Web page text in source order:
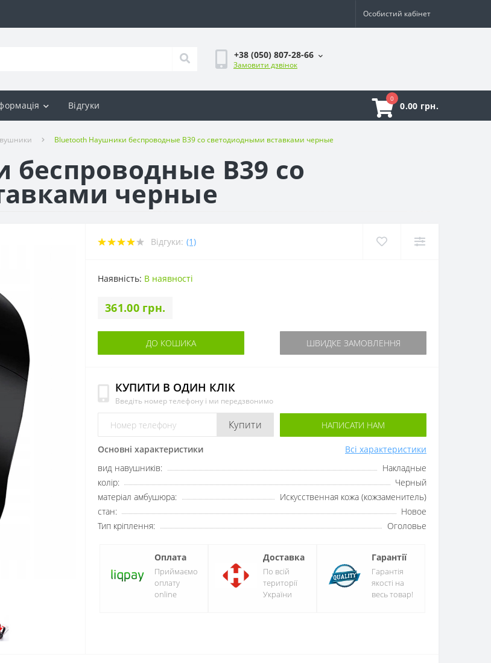
Особистий кабінет
+38 (050) 807-28-66
Замовити дзвінок
Відгуки
0
0.00 грн.
Bluetooth Наушники беспроводные B39 со светодиодными вставками черные
B39 со
черные
Відгуки: (1)
Наявність: В наявності
361.00 грн.
ДО КОШИКА ШВИДКЕ ЗАМОВЛЕННЯ
КУПИТИ В ОДИН КЛІК
Введіть номер телефону і ми передзвонимо
Купити НАПИСАТИ НАМ
Основні характеристики
Всі характеристики
вид навушників:
Накладные
колір:
Черный
матеріал амбушюра:
Искусственная кожа (кожзаменитель)
стан:
Новое
Тип кріплення:
Оголовье
Оплата
Приймаємо
оплату
online
Доставка
По всій
території
України
Гарантії
Гарантія
якості на
весь товар!